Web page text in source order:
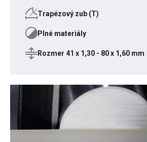
Trapézový zub (T)
Plné materiály
Rozmer 41 x 1,30 - 80 x 1,60 mm